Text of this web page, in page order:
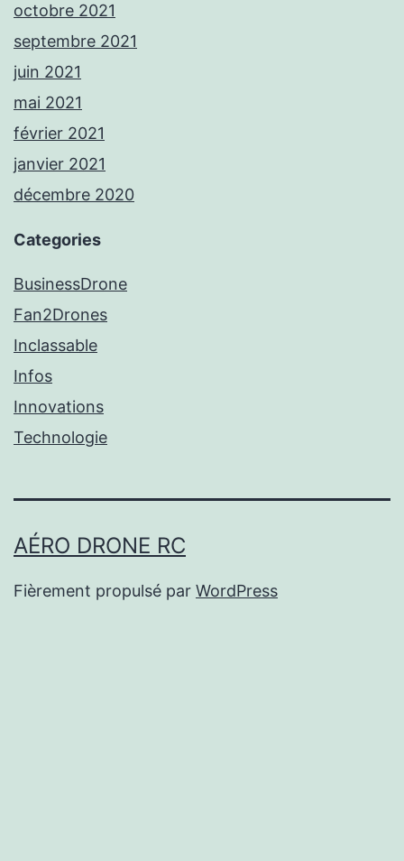
octobre 2021
septembre 2021
juin 2021
mai 2021
février 2021
janvier 2021
décembre 2020
Categories
BusinessDrone
Fan2Drones
Inclassable
Infos
Innovations
Technologie
AÉRO DRONE RC
Fièrement propulsé par WordPress